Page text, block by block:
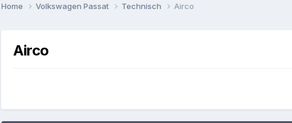
Home Volkswagen Passat Technisch Airco
Airco